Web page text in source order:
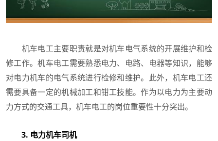
机车电工主要职责就是对机车电气系统的开展维护和检
修工作。机车电工需要熟悉电力、电路、电器等知识，能够
对电力机车的电气系统进行检修和维护。此外，机车电工还
需要具备一定的机械加工和钳工技能。作为以电力为主要动
力方式的交通工具，机车电工的岗位重要性十分突出。
3. 电力机车司机